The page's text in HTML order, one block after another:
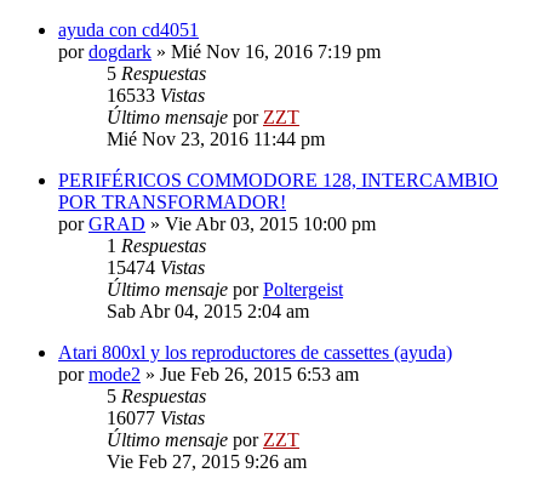
ayuda con cd4051
pordogdark » Mié Nov 16, 2016 7:19 pm
5 Respuestas
16533 Vistas
Último mensaje por ZZT
Mié Nov 23, 2016 11:44 pm
PERIFÉRICOS COMMODORE 128, INTERCAMBIO
POR TRANSFORMADOR!
porGRAD » Vie Abr 03, 2015 10:00 pm
1 Respuestas
15474 Vistas
Último mensaje porPoltergeist
Sab Abr 04, 2015 2:04 am
Atari 800xl y los reproductores de cassettes (ayuda)
pormode2 » Jue Feb 26, 2015 6:53 am
5 Respuestas
16077 Vistas
Último mensaje por ZZT
Vie Feb 27, 2015 9:26 am